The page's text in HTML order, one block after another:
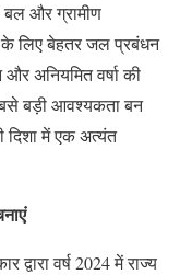
बल और ग्रामीण
के लिए बेहतर जल प्रबंधन
अनियमित वर्षा की
बड़ी आवश्यकता बन
दिशा में एक अत्यंत
वर्ष 2024 में राज्य